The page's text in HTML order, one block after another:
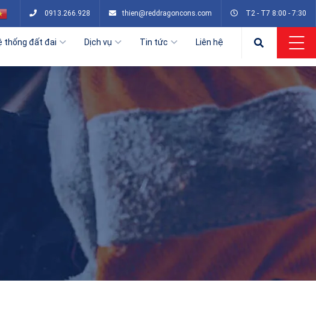
0913.266.928 thien@reddragoncons.com T2 - T7 8:00 - 7:30
thống đất đai Dịch vụ Tin tức Liên hệ